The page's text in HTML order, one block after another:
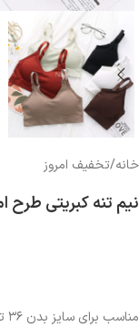
خانه/تخفیف امروز
نیم تنه کبریتی